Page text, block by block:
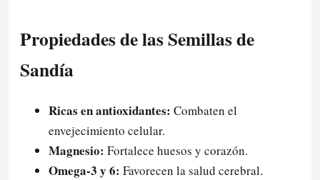
Propiedades de las Semillas de
Sandía
Ricas en antioxidantes: Combaten el
envejecimiento celular.
Magnesio: Fortalece huesos y corazón.
Omega-3 y 6: Favorecen la salud cerebral.